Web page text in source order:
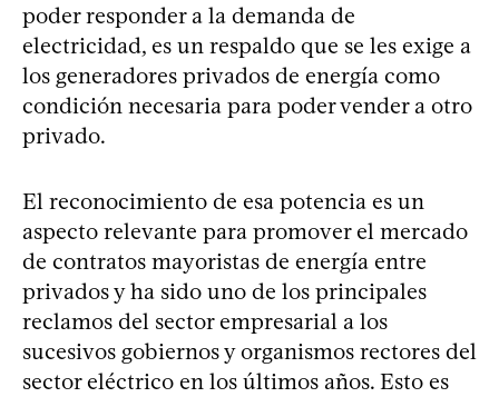
poder responder a la demanda de
electricidad, es un respaldo que se les exige a
los generadores privados de energía como
condición necesaria para poder vender a otro
privado.
El reconocimiento de esa potencia es un
aspecto relevante para promover el mercado
de contratos mayoristas de energía entre
privados y ha sido uno de los principales
reclamos del sector empresarial a los
sucesivos gobiernos y organismos rectores del
sector eléctrico en los últimos años. Esto es